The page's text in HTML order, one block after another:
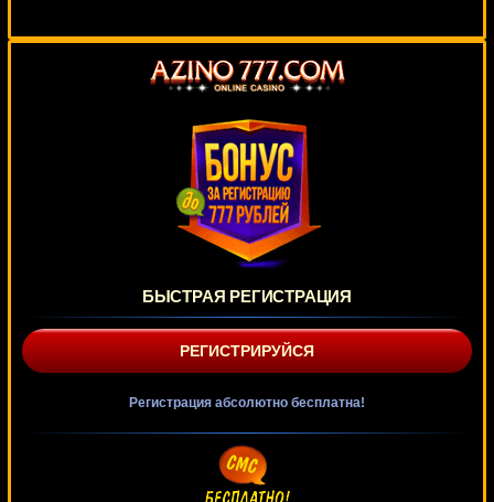
БЫСТРАЯ РЕГИСТРАЦИЯ
РЕГИСТРИРУЙСЯ
Регистрация абсолютно бесплатна!